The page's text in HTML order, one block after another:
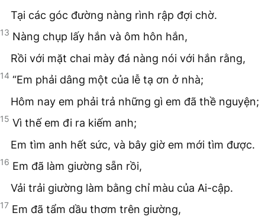
Tại các góc đường nàng rình rập đợi chờ.
13 Nàng chụp lấy hắn và ôm hôn hắn,
Rồi với mặt chai mày đá nàng nói với hắn rằng,
14 “Em phải dâng một của lễ tạ ơn ở nhà;
Hôm nay em phải trả những gì em đã thề nguyện;
15 Vì thế em đi ra kiếm anh;
Em tìm anh hết sức, và bây giờ em mới tìm được.
16 Em đã làm giường sẵn rồi,
Vải trải giường làm bằng chỉ màu của Ai-cập.
17 Em đã tẩm dầu thơm trên giường,